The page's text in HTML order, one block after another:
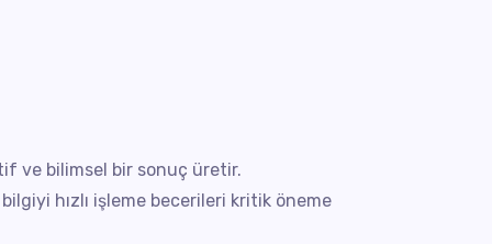
ve bilimsel bir sonuç üretir.
hızlı işleme becerileri kritik öneme